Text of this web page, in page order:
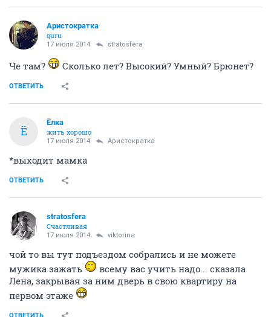
Аристократка
guru
17 июля 2014 stratosfera
Че там? Сколько лет? Высокий? Умный? Брюнет?
ОТВЕТИТЬ
Ё
Ёлка
жить хорошо
17 июля 2014 Аристократка
*выходит мамка
ОТВЕТИТЬ
stratosfera
Счастливая
17 июля 2014 viktorina
чой то вы тут подъездом собрались и не можете
мужика зажать
всему вас учить надо... сказала
Лена, закрывая за ним дверь в свою квартиру на
первом этаже
ОТВЕТИТЬ